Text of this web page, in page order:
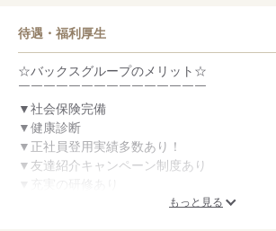
待遇・福利厚生
☆バックスグループのメリット☆
￣￣￣￣￣￣￣￣￣￣￣￣￣￣￣
▼社会保険完備
▼健康診断
▼正社員登用実績多数あり！
▼友達紹介キャンペーン制度あり
▼b払い（前払い）制度（勤務後、最短2日後
もっと見る